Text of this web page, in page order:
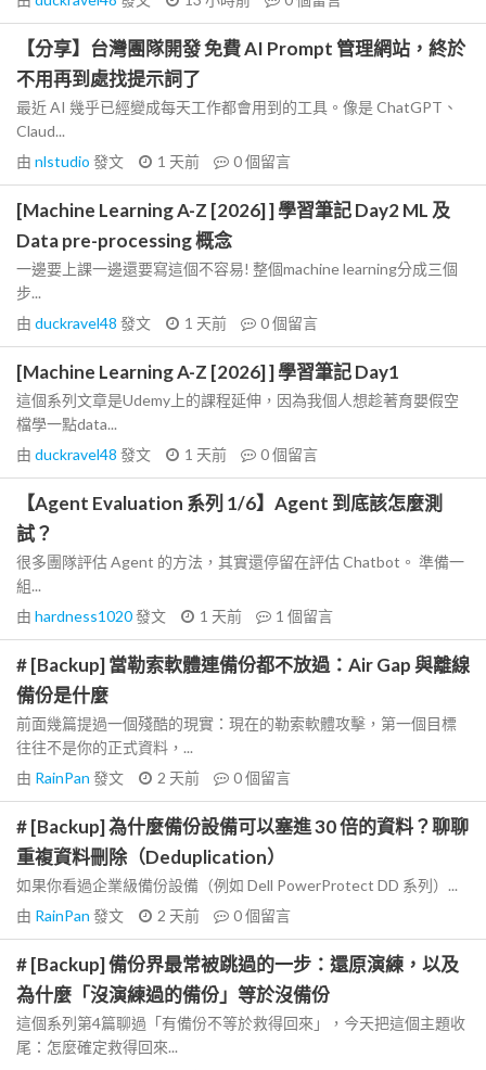
【分享】台灣團隊開發 免費 AI Prompt 管理網站，終於
不用再到處找提示詞了
最近 AI 幾乎已經變成每天工作都會用到的工具。像是 ChatGPT、
Claud...
由 nlstudio 發文 1 天前 0個留言
[Machine Learning A-Z [2026] ] 學習筆記 Day2 ML 及
Data pre-processing 概念
一邊要上課一邊還要寫這個不容易! 整個machine learning分成三個
步...
由 duckravel48 發文 1 天前 0個留言
[Machine Learning A-Z [2026] ] 學習筆記 Day1
這個系列文章是Udemy上的課程延伸，因為我個人想趁著育嬰假空
檔學一點data...
由 duckravel48 發文 1 天前 0個留言
【Agent Evaluation 系列 1/6】Agent 到底該怎麼測
試？
很多團隊評估 Agent 的方法，其實還停留在評估 Chatbot。 準備一
組...
由 hardness1020發文 1 天前 1 個留言
# [Backup] 當勒索軟體連備份都不放過：Air Gap 與離線
備份是什麼
前面幾篇提過一個殘酷的現實：現在的勒索軟體攻擊，第一個目標
往往不是你的正式資料，...
由 RainPan 發文 2 天前 0個留言
# [Backup] 為什麼備份設備可以塞進 30 倍的資料？聊聊
重複資料刪除（Deduplication）
如果你看過企業級備份設備（例如 Dell PowerProtect DD 系列）...
由 RainPan 發文 2 天前 0個留言
# [Backup] 備份界最常被跳過的一步：還原演練，以及
為什麼「沒演練過的備份」等於沒備份
這個系列第4篇聊過「有備份不等於救得回來」，今天把這個主題收
尾：怎麼確定救得回來...